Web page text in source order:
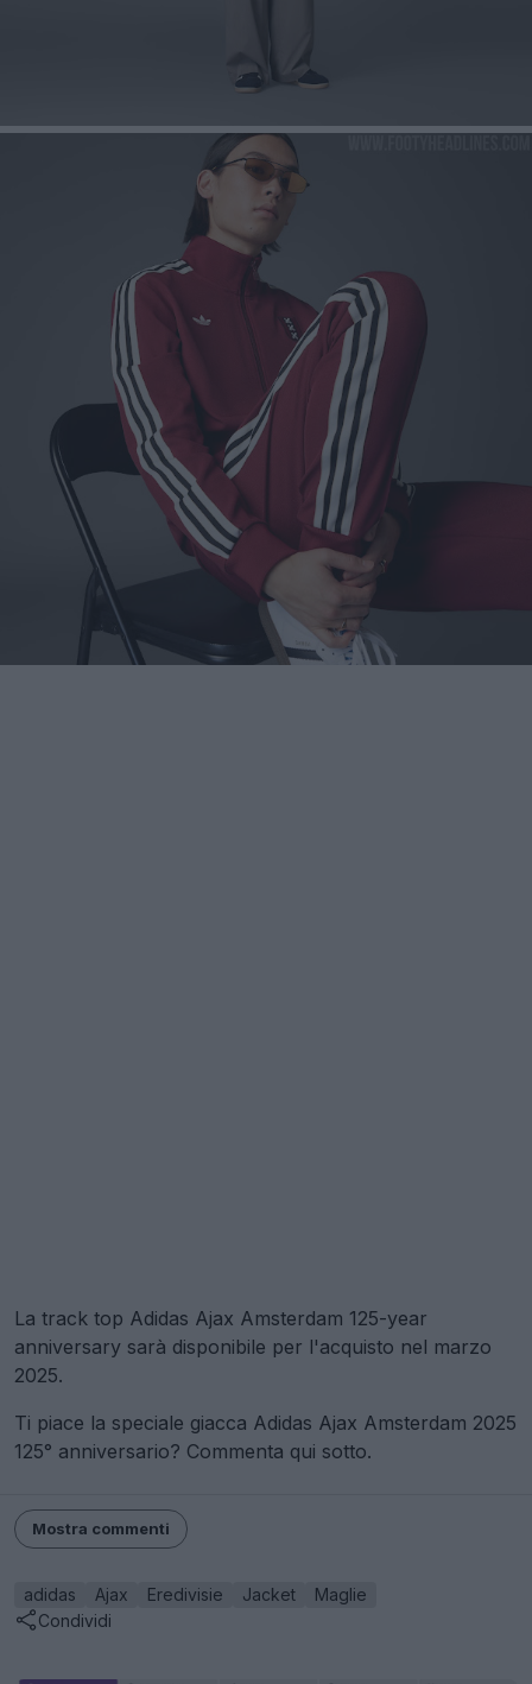
La track top Adidas Ajax Amsterdam 125-year
anniversary sarà disponibile per l'acquisto nel marzo
2025.
Ti piace la speciale giacca Adidas Ajax Amsterdam 2025
125° anniversario? Commenta qui sotto.
Mostra commenti
adidas Ajax Eredivisie Jacket
Maglie
Condividi